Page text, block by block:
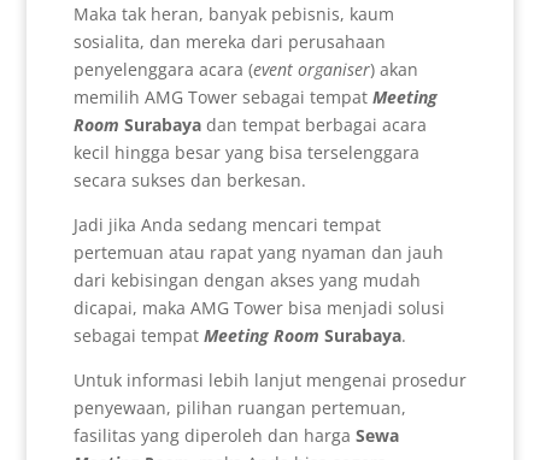
Maka tak heran, banyak pebisnis, kaum
sosialita, dan mereka dari perusahaan
penyelenggara acara (event organiser) akan
memilih AMG Tower sebagai tempat Meeting
Room Surabayadan tempat berbagai acara
kecil hingga besar yang bisa terselenggara
secara sukses dan berkesan.
Jadi jika Anda sedang mencari tempat
pertemuan atau rapat yang nyaman dan jauh
dari kebisingan dengan akses yang mudah
dicapai, maka AMG Tower bisa menjadi solusi
sebagai tempat Meeting Room Surabaya.
Untuk informasi lebih lanjut mengenai prosedur
penyewaan, pilihan ruangan pertemuan,
fasilitas yang diperoleh dan harga Sewa